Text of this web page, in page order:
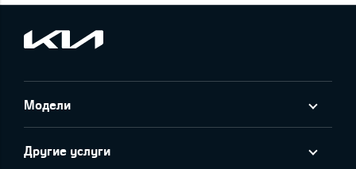
Модели
Другие услуги